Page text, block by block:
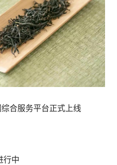
合服务平台正式上线
行中